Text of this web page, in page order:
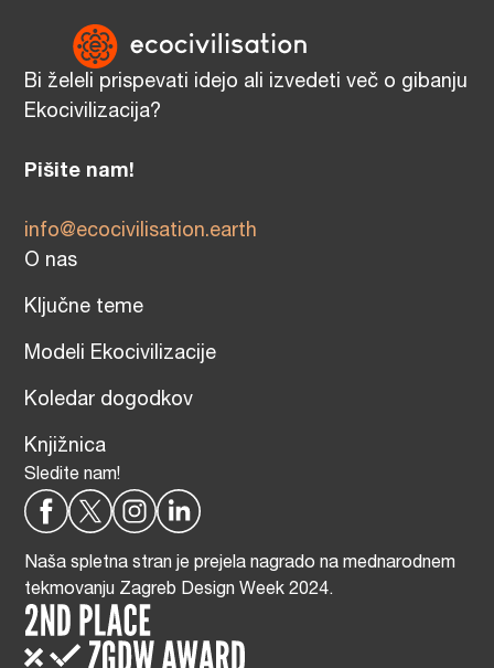
Bi želeli prispevati idejo ali izvedeti več o gibanju
Ekocivilizacija?
Pišite nam!
info@ecocivilisation.earth
O nas
Ključne teme
Modeli Ekocivilizacije
Koledar dogodkov
Knjižnica
Sledite nam!
Naša spletna stran je prejela nagrado na mednarodnem
tekmovanju Zagreb Design Week 2024.